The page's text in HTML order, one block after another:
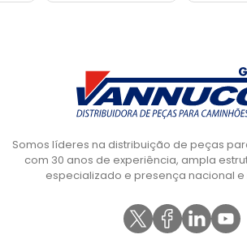
Somos líderes na distribuição de peças
com 30 anos de experiência, ampla
especializado e presença nacional e